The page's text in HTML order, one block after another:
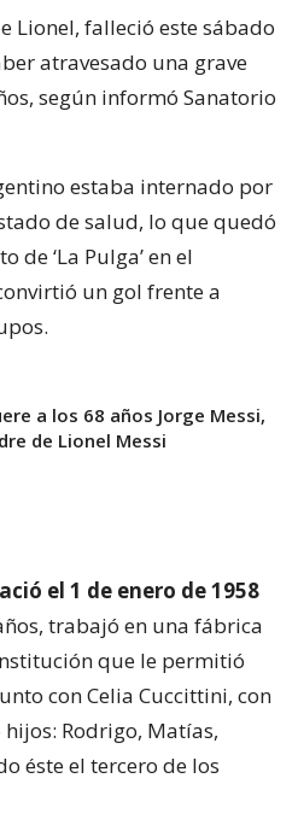
Lionel, falleció este sábado
atravesado una grave
según informó Sanatorio
estaba internado por
de salud, lo que quedó
de ‘La Pulga’ en el
un gol frente a
a los 68 años Jorge Messi,
de Lionel Messi
el 1 de enero de 1958
trabajó en una fábrica
que le permitió
con Celia Cuccittini, con
Rodrigo, Matías,
éste el tercero de los